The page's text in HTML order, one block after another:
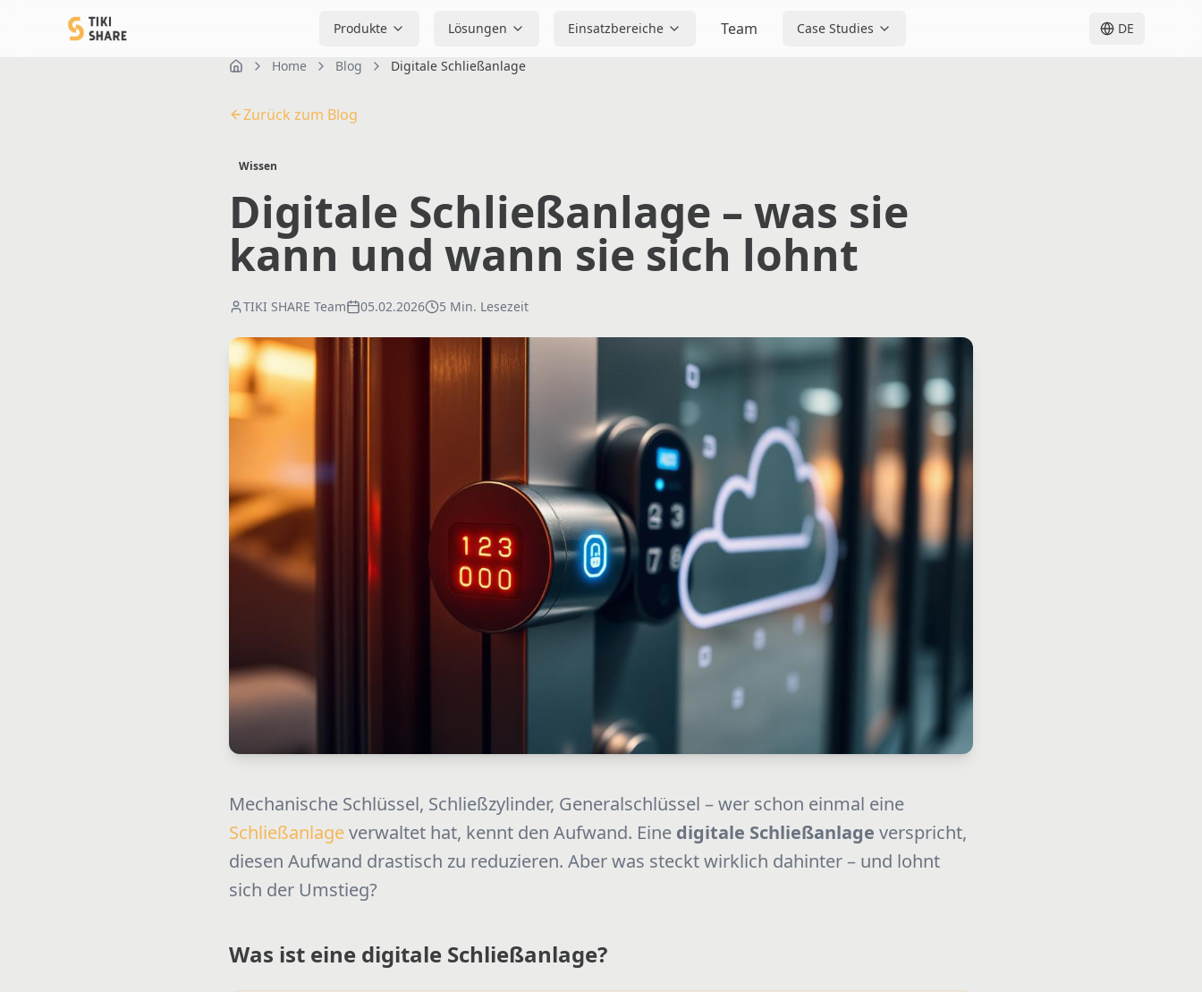
Produkte Lösungen Einsatzbereiche Team Case Studies DE
Home Home Blog Digitale Schließanlage
Zurück zum Blog
Wissen
Digitale Schließanlage – was sie
kann und wann sie sich lohnt
TIKI SHARE Team 05.02.2026 5 Min. Lesezeit
Mechanische Schlüssel, Schließzylinder, Generalschlüssel – wer schon einmal eine
Schließanlageverwaltet hat, kennt den Aufwand. Eine digitale Schließanlage verspricht,
diesen Aufwand drastisch zu reduzieren. Aber was steckt wirklich dahinter – und lohnt
sich der Umstieg?
Was ist eine digitale Schließanlage?